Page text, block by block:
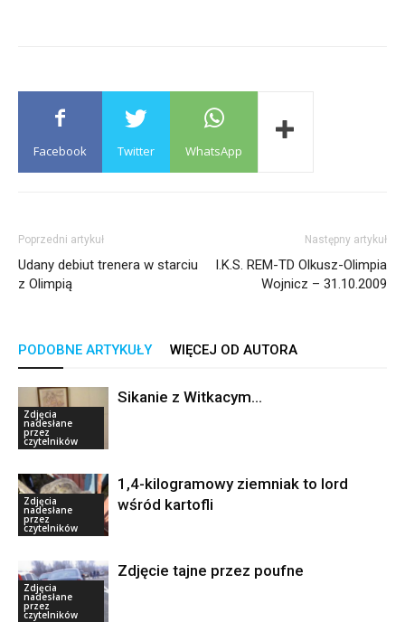
Facebook Twitter WhatsApp
Poprzedni artykuł
Udany debiut trenera w starciu
z Olimpią
Następny artykuł
I.K.S. REM-TD Olkusz-Olimpia
Wojnicz – 31.10.2009
PODOBNE ARTYKUŁY WIĘCEJ OD AUTORA
Zdjęcia
nadesłane
przez
czytelników
Sikanie z Witkacym…
Zdjęcia
nadesłane
przez
czytelników
1,4-kilogramowy ziemniak to lord
wśród kartofli
Zdjęcia
nadesłane
przez
czytelników
Zdjęcie tajne przez poufne